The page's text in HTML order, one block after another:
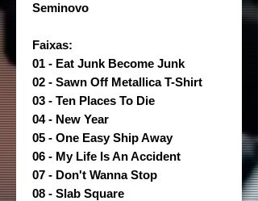
Seminovo
Faixas:
01 - Eat Junk Become Junk
02 - Sawn Off Metallica T-Shirt
03 - Ten Places To Die
04 - New Year
05 - One Easy Ship Away
06 - My Life Is An Accident
07 - Don't Wanna Stop
08 - Slab Square